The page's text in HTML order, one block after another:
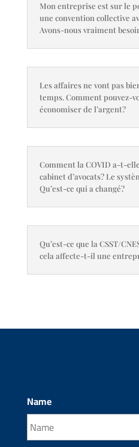
Mon entreprise est sur le
une convention collective
Avons-nous vraiment
Les affaires ne vont pas
temps. Comment pouvez-
économiser de l’argent?
Comment la COVID a-t-
cabinet d’avocats? Le
Qu’est-ce qui a changé?
Qu’est-ce que la CSST/
cela affecte-t-il une
Name